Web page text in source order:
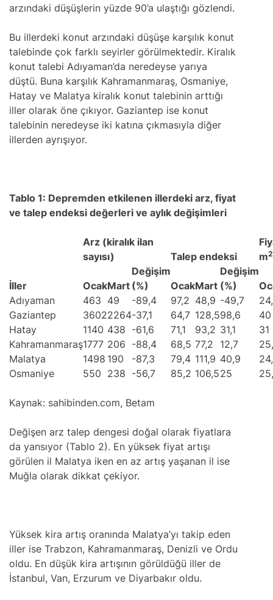
arzındaki düşüşlerin yüzde 90’a ulaştığı gözlendi.
Bu illerdeki konut arzındaki düşüşe karşılık konut
talebinde çok farklı seyirler görülmektedir. Kiralık
konut talebi Adıyaman’da neredeyse yarıya
düştü. Buna karşılık Kahramanmaraş, Osmaniye,
Hatay ve Malatya kiralık konut talebinin arttığı
iller olarak öne çıkıyor. Gaziantep ise konut
talebinin neredeyse iki katına çıkmasıyla diğer
illerden ayrışıyor.
Tablo 1: Depremden etkilenen illerdeki arz, fiyat
ve talep endeksi değerleri ve aylık değişimleri
Arz (kiralık ilan
sayısı)
Talep endeksi
m2
İller OcakMart
Değişim
(%)
OcakMart
Değişim
(%)
Adıyaman
463 49 -89,4 97,2 48,9 -49,7
Gaziantep
36022264-37,1 64,7 128,598,6
40
Hatay
1140 438 -61,6 71,1 93,2 31,1
31
Kahramanmaraş1777 206 -88,4 68,5 77,2 12,7
Malatya
1498 190 -87,3 79,4 111,9 40,9
Osmaniye
550 238 -56,7 85,2 106,525
Kaynak: sahibinden.com, Betam
Değişen arz talep dengesi doğal olarak fiyatlara
da yansıyor (Tablo 2). En yüksek fiyat artışı
görülen il Malatya iken en az artış yaşanan il ise
Muğla olarak dikkat çekiyor.
Yüksek kira artış oranında Malatya’yı takip eden
iller ise Trabzon, Kahramanmaraş, Denizli ve Ordu
oldu. En düşük kira artışının görüldüğü iller de
İstanbul, Van, Erzurum ve Diyarbakır oldu.